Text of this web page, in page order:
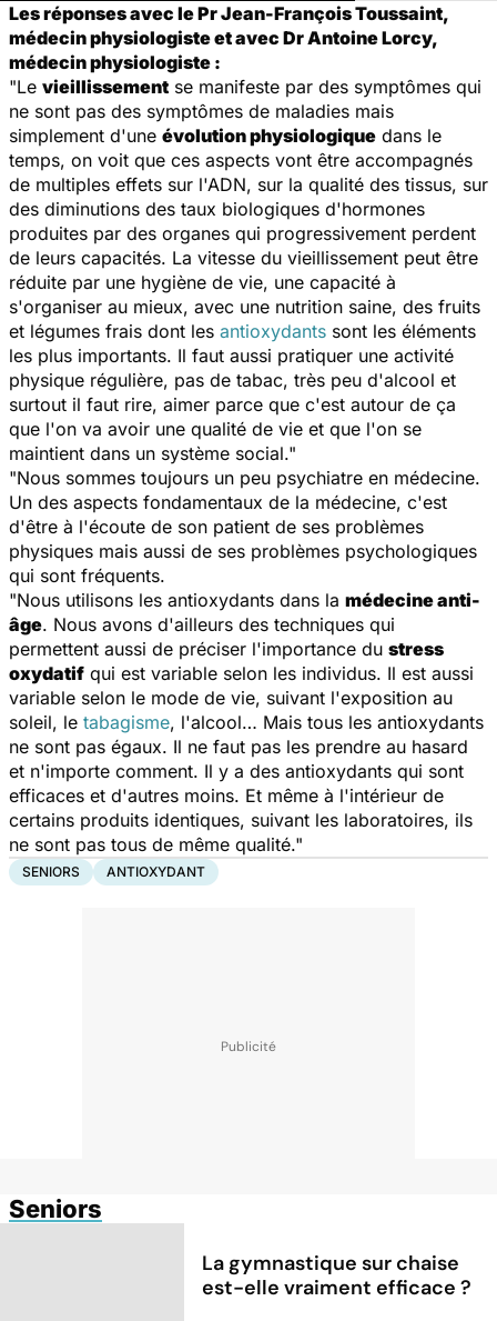
Les réponses avec le Pr Jean-François Toussaint,
médecin physiologiste et avec Dr Antoine Lorcy,
médecin physiologiste :
"Le vieillissement se manifeste par des symptômes qui
ne sont pas des symptômes de maladies mais
simplement d'une évolution physiologique dans le
temps, on voit que ces aspects vont être accompagnés
de multiples effets sur l'ADN, sur la qualité des tissus, sur
des diminutions des taux biologiques d'hormones
produites par des organes qui progressivement perdent
de leurs capacités. La vitesse du vieillissement peut être
réduite par une hygiène de vie, une capacité à
s'organiser au mieux, avec une nutrition saine, des fruits
et légumes frais dont les antioxydants sont les éléments
les plus importants. Il faut aussi pratiquer une activité
physique régulière, pas de tabac, très peu d'alcool et
surtout il faut rire, aimer parce que c'est autour de ça
que l'on va avoir une qualité de vie et que l'on se
maintient dans un système social."
"Nous sommes toujours un peu psychiatre en médecine.
Un des aspects fondamentaux de la médecine, c'est
d'être à l'écoute de son patient de ses problèmes
physiques mais aussi de ses problèmes psychologiques
qui sont fréquents.
"Nous utilisons les antioxydants dans la médecine anti-
âge. Nous avons d'ailleurs des techniques qui
permettent aussi de préciser l'importance du stress
oxydatif qui est variable selon les individus. Il est aussi
variable selon le mode de vie, suivant l'exposition au
soleil, le tabagisme, l'alcool… Mais tous les antioxydants
ne sont pas égaux. Il ne faut pas les prendre au hasard
et n'importe comment. Il y a des antioxydants qui sont
efficaces et d'autres moins. Et même à l'intérieur de
certains produits identiques, suivant les laboratoires, ils
ne sont pas tous de même qualité."
SENIORS ANTIOXYDANT
Seniors
La gymnastique sur chaise
est-elle vraiment efficace ?